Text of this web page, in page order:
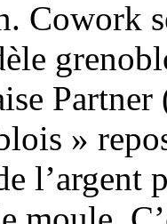
Cowork
»
l’argent